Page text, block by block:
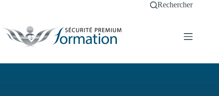
Rechercher